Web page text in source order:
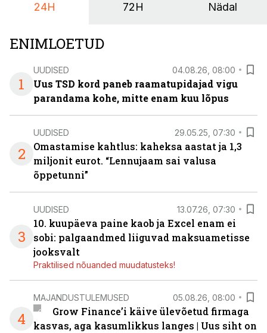
24H 72H Nädal
ENIMLOETUD
1
UUDISED 04.08.26, 08:00
Uus TSD kord paneb raamatupidajad vigu
parandama kohe, mitte enam kuu lõpus
2
UUDISED 29.05.25, 07:30
Omastamise kahtlus: kaheksa aastat ja 1,3
miljonit eurot. “Lennujaam sai valusa
õppetunni”
3
UUDISED 13.07.26, 07:30
10. kuupäeva paine kaob ja Excel enam ei
sobi: palgaandmed liiguvad maksuametisse
jooksvalt
Praktilised nõuanded muudatusteks!
4
MAJANDUSTULEMUSED 05.08.26, 08:00
Grow Finance’i käive ülevõetud firmaga
kasvas, aga kasumlikkus langes | Uus siht on